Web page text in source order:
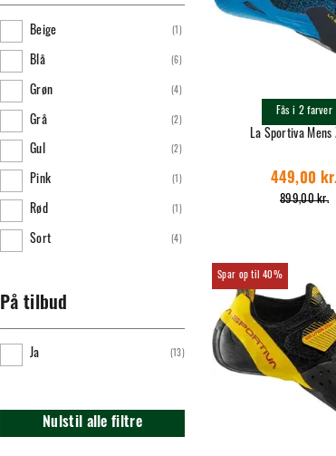
Beige
Blå (6
Grøn (4
Grå (2
Gul (2 )
Pink ( 1 )
Rød ( 1 )
Sort (4 )
På tilbud
Ja ( 13 )
Nulstil alle filtre
La Sportiva Mens
899,00 kr.
449,00
Fås i 2 farver
40%